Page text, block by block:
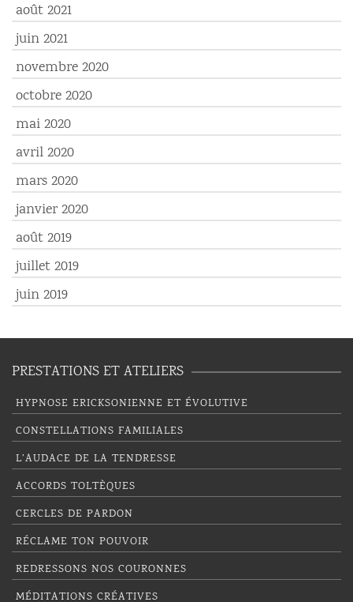
août 2021
juin 2021
novembre 2020
octobre 2020
mai 2020
avril 2020
mars 2020
janvier 2020
août 2019
juillet 2019
juin 2019
PRESTATIONS ET ATELIERS
HYPNOSE ERICKSONIENNE ET ÉVOLUTIVE
CONSTELLATIONS FAMILIALES
L’AUDACE DE LA TENDRESSE
ACCORDS TOLTÈQUES
CERCLES DE PARDON
RÉCLAME TON POUVOIR
REDRESSONS NOS COURONNES
MÉDITATIONS CRÉATIVES